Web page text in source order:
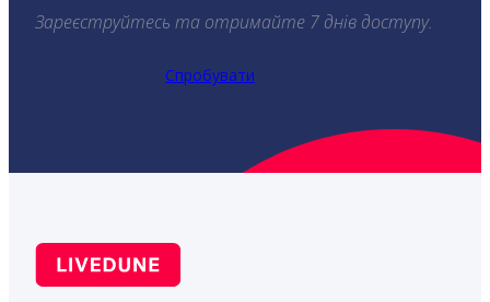
Зареєструйтесь та отримайте 7 днів доступу.
Спробувати